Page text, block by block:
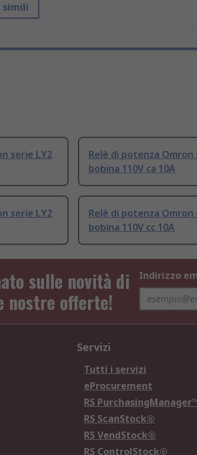
simili
serie LY2
Relè di potenza Omron
bobina 110V ca 10A
serie LY2
Relè di potenza Omron
bobina 110V cc 10A
sulle novità di
nostre offerte!
Indirizzo
Servizi
Tutti i servizi
eProcurement
RS
RS ScanStock®
RS VendStock®
RS ControlStock®